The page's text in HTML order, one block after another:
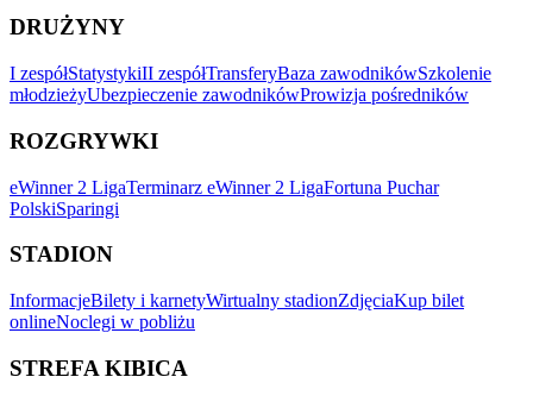
DRUŻYNY
I zespółStatystykiII zespółTransferyBaza zawodnikówSzkolenie
młodzieżyUbezpieczenie zawodnikówProwizja pośredników
ROZGRYWKI
eWinner 2 LigaTerminarz eWinner 2 LigaFortuna Puchar
PolskiSparingi
STADION
InformacjeBilety i karnetyWirtualny stadionZdjęciaKup bilet
onlineNoclegi w pobliżu
STREFA KIBICA